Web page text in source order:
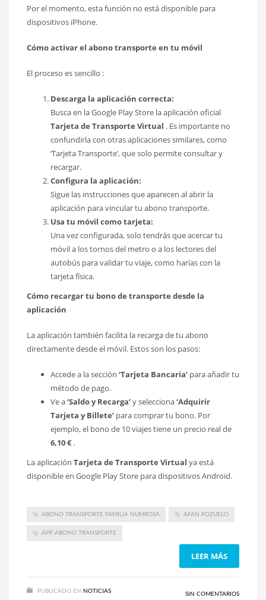
Por el momento, esta función no está disponible para
dispositivos iPhone.
Cómo activar el abono transporte en tu móvil
El proceso es sencillo :
Descarga la aplicación correcta:
Busca en la Google Play Store la aplicación oficial
Tarjeta de Transporte Virtual . Es importante no
confundirla con otras aplicaciones similares, como
‘Tarjeta Transporte’, que solo permite consultar y
recargar.
Configura la aplicación:
Sigue las instrucciones que aparecen al abrir la
aplicación para vincular tu abono transporte.
Usa tu móvil como tarjeta:
Una vez configurada, solo tendrás que acercar tu
móvil a los tornos del metro o a los lectores del
autobús para validar tu viaje, como harías con la
tarjeta física.
Cómo recargar tu bono de transporte desde la
aplicación
La aplicación también facilita la recarga de tu abono
directamente desde el móvil. Estos son los pasos:
Accede a la sección ‘Tarjeta Bancaria’ para añadir tu
método de pago.
Ve a‘Saldo y Recarga’y selecciona‘Adquirir
Tarjeta y Billete’ para comprar tu bono. Por
ejemplo, el bono de 10 viajes tiene un precio real de
6,10 € .
La aplicación Tarjeta de Transporte Virtual ya está
disponible en Google Play Store para dispositivos Android.
ABONO TRANSPORTE FAMILIA NUMROSA AFAN POZUELO
APP ABONO TRANSPORTE
LEER MÁS
PUBLICADO EN NOTICIAS SIN COMENTARIOS